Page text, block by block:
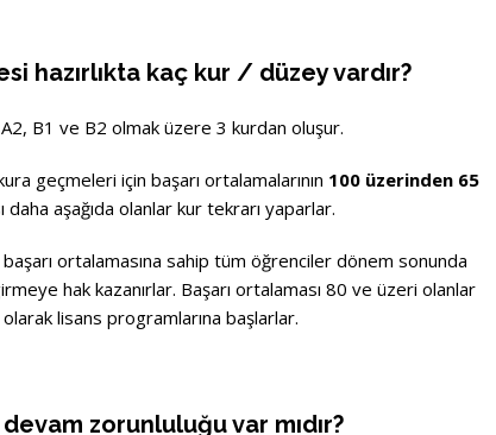
hazırlıkta kaç kur / düzey vardır?
A2, B1 ve B2 olmak üzere 3 kurdan oluşur.
geçmeleri için başarı ortalamalarının 100 üzerinden 65
aşağıda olanlar kur tekrarı yaparlar.
başarı ortalamasına sahip tüm öğrenciler dönem sonunda
hak kazanırlar. Başarı ortalaması 80 ve üzeri olanlar
olarak lisans programlarına başlarlar.
zorunluluğu var mıdır?